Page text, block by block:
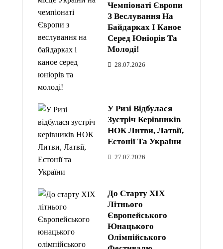
Чемпіонаті Європи
З Веслування На
Байдарках І Каное
Серед Юніорів Та
Молоді!
28.07.2026
У Ризі Відбулася
Зустріч Керівників
НОК Литви, Латвії,
Естонії Та України
27.07.2026
До Старту XIX
Літнього
Європейського
Юнацького
Олімпійського